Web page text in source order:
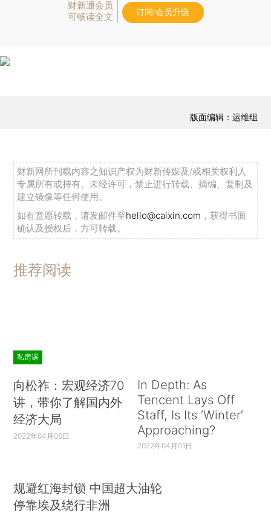
财新通会员
可畅读全文
订阅/会员升级
版面编辑：运维组
财新网所刊载内容之知识产权为财新传媒及/或相关权利人
专属所有或持有。未经许可，禁止进行转载、摘编、复制及
建立镜像等任何使用。
如有意愿转载，请发邮件至hello@caixin.com ，获得书面
确认及授权后，方可转载。
推荐阅读
私房课
向松祚：宏观经济70
讲，带你了解国内外
经济大局
2022年04月06日
In Depth: As
Tencent Lays Off
Staff, Is Its ‘Winter’
Approaching?
2022年04月01日
规避红海封锁 中国超大油轮
停靠埃及绕行非洲